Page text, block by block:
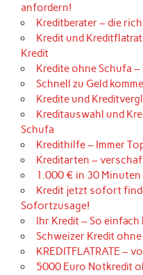
anfordern!
Kreditberater – die
Kredit und
Kredit
Kredite ohne Schufa
Schnell zu Geld
Kredite und
Kreditauswahl und
Schufa
Kredithilfe – Immer
Kreditarten –
1.000 € in 30
Kredit jetzt sofort
Sofortzusage!
Ihr Kredit – So einfach
Schweizer Kredit
KREDITFLATRATE –
5000 Euro Notkredit